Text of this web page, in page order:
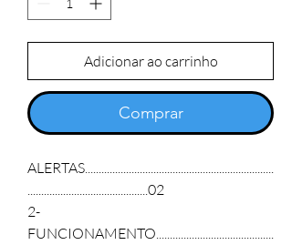
Adicionar ao carrinho
Comprar
ALERTAS.....................................................................
............................................02
2-
FUNCIONAMENTO...........................................